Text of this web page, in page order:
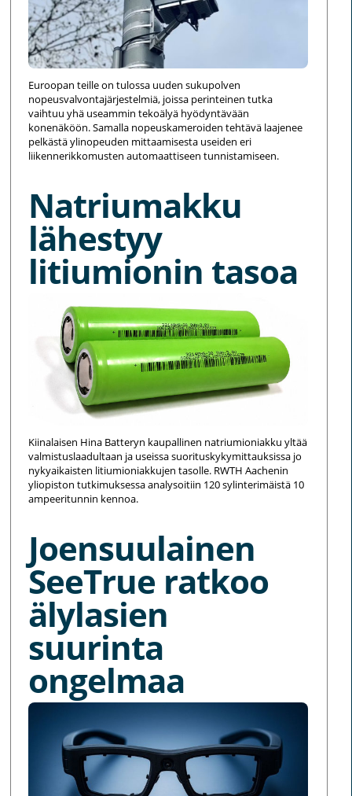
Euroopan teille on tulossa uuden sukupolven
nopeusvalvontajärjestelmiä, joissa perinteinen tutka
vaihtuu yhä useammin tekoälyä hyödyntävään
konenäköön. Samalla nopeuskameroiden tehtävä laajenee
pelkästä ylinopeuden mittaamisesta useiden eri
liikennerikkomusten automaattiseen tunnistamiseen.
Natriumakku
lähestyy
litiumionin tasoa
Kiinalaisen Hina Batteryn kaupallinen natriumioniakku yltää
valmistuslaadultaan ja useissa suorituskykymittauksissa jo
nykyaikaisten litiumioniakkujen tasolle. RWTH Aachenin
yliopiston tutkimuksessa analysoitiin 120 sylinterimäistä 10
ampeeritunnin kennoa.
Joensuulainen
SeeTrue ratkoo
älylasien
suurinta
ongelmaa